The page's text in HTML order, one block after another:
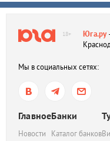
18+ Юга.ру
Мы в социальных сетях:
Главное
Новости
Банки
Каталог банков